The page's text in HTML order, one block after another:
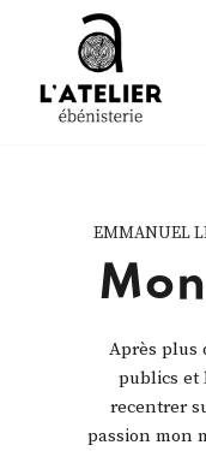
EMMANUEL
Après plus
publics et
recentrer
passion mon